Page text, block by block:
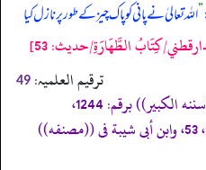
”اللہ تعالیٰ نے پانی کو پاک چیز کے طور پر نازل کیا
كِتَابُ الطَّهَارَةِ/حدیث: 53]
ترقیم العلمیہ: 49
«أخرجه البيهقي فى((سننه الكبير)) برقم: 1244،
والدارقطني فى ((سننه)) برقم: 51، 52، 53، وابن أبى شيبة فى ((مصنفه))